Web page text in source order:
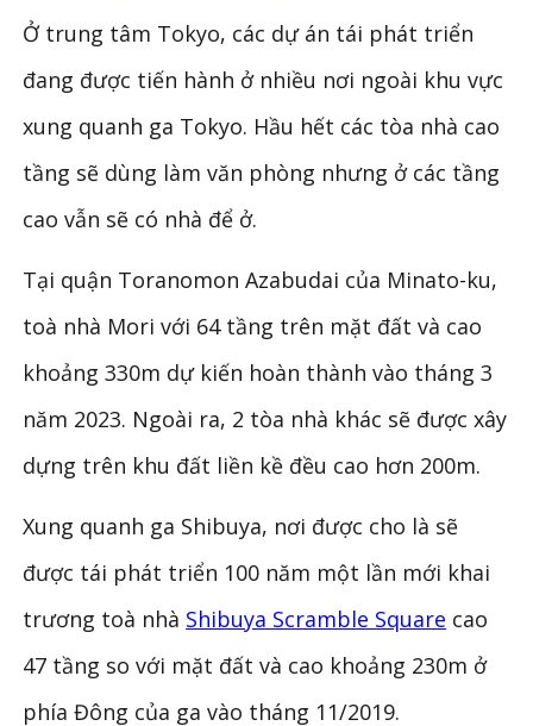
Ở trung tâm Tokyo, các dự án tái phát triển
đang được tiến hành ở nhiều nơi ngoài khu vực
xung quanh ga Tokyo. Hầu hết các tòa nhà cao
tầng sẽ dùng làm văn phòng nhưng ở các tầng
cao vẫn sẽ có nhà để ở.
Tại quận Toranomon Azabudai của Minato-ku,
toà nhà Mori với 64 tầng trên mặt đất và cao
khoảng 330m dự kiến ​​hoàn thành vào tháng 3
năm 2023. Ngoài ra, 2 tòa nhà khác sẽ được xây
dựng trên khu đất liền kề đều cao hơn 200m.
Xung quanh ga Shibuya, nơi được cho là sẽ
được tái phát triển 100 năm một lần mới khai
trương toà nhà Shibuya Scramble Square cao
47 tầng so với mặt đất và cao khoảng 230m ở
phía Đông của ga vào tháng 11/2019.